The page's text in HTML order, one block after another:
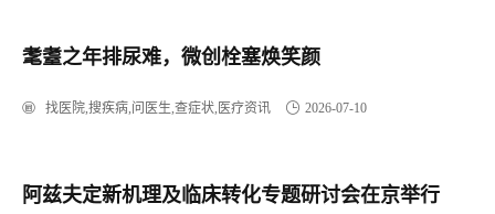
耄耋之年排尿难，微创栓塞焕笑颜
找医院,搜疾病,问医生,查症状,医疗资讯 2026-07-10
阿兹夫定新机理及临床转化专题研讨会在京举行